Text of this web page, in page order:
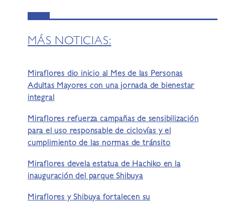
MÁS NOTICIAS:
Miraflores dio inicio al Mes de las Personas
Adultas Mayores con una jornada de bienestar
integral
Miraflores refuerza campañas de sensibilización
para el uso responsable de ciclovías y el
cumplimiento de las normas de tránsito
Miraflores devela estatua de Hachiko en la
inauguración del parque Shibuya
Miraflores y Shibuya fortalecen su